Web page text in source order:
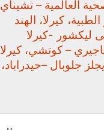
العالمية –
كيرلا، الهند
ليكشور -كيرلا
– كوتشي، كيرلا
جلوبال –